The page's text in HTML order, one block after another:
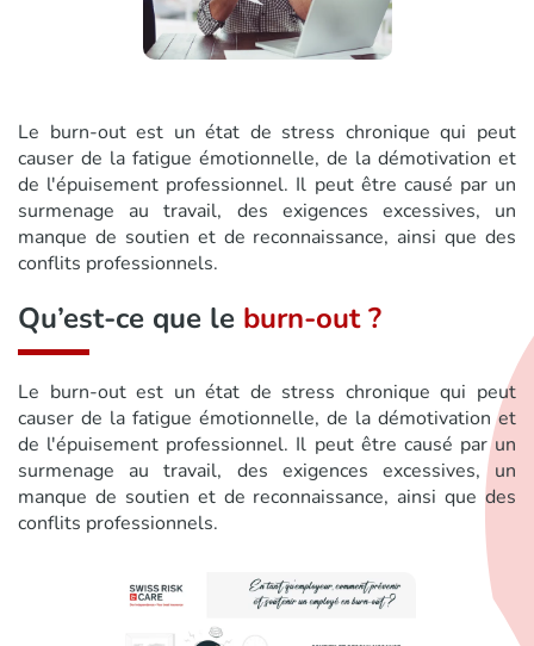
Le burn-out est un état de stress chronique qui peut
causer de la fatigue émotionnelle, de la démotivation et
de l'épuisement professionnel. Il peut être causé par un
surmenage au travail, des exigences excessives, un
manque de soutien et de reconnaissance, ainsi que des
conflits professionnels.
Qu’est-ce que le burn-out ?
Le burn-out est un état de stress chronique qui peut
causer de la fatigue émotionnelle, de la démotivation et
de l'épuisement professionnel. Il peut être causé par un
surmenage au travail, des exigences excessives, un
manque de soutien et de reconnaissance, ainsi que des
conflits professionnels.